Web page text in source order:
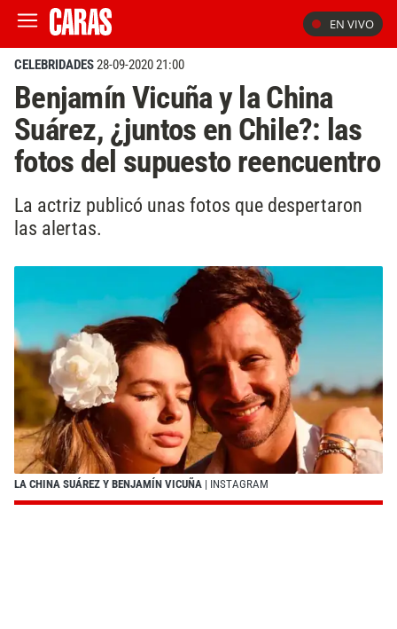
EN VIVO
CELEBRIDADES28-09-2020 21:00
Benjamín Vicuña y la China
Suárez, ¿juntos en Chile?: las
fotos del supuesto reencuentro
La actriz publicó unas fotos que despertaron
las alertas.
LA CHINA SUÁREZ Y BENJAMÍN VICUÑA | INSTAGRAM